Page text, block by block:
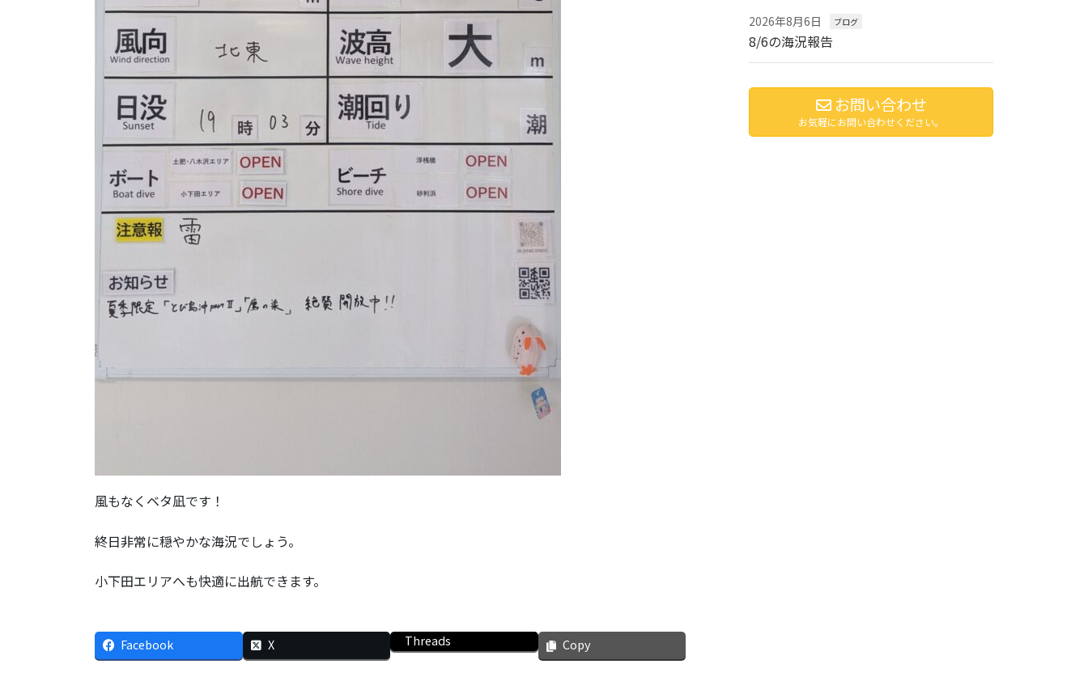
風もなくベタ凪です！
終日非常に穏やかな海況でしょう。
小下田エリアへも快適に出航できます。
Facebook X Threads Copy
2026年8月6日 ブログ
8/6の海況報告
お問い合わせ
お気軽にお問い合わせください。